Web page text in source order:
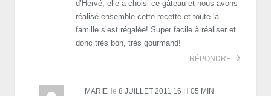
d’Hervé, elle a choisi ce gâteau et nous avons
réalisé ensemble cette recette et toute la
famille s’est régalée! Super facile à réaliser et
donc très bon, très gourmand!
RÉPONDRE
MARIE le 8 JUILLET 2011 16 H 05 MIN